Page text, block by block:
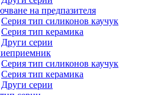
на предпазителя
Серия тип силиконов каучук
Серия тип керамика
Други серии
Серия тип силиконов каучук
Серия тип керамика
Други серии